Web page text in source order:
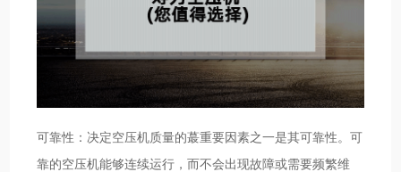
可靠性：决定空压机质量的蕞重要因素之一是其可靠性。可
靠的空压机能够连续运行，而不会出现故障或需要频繁维